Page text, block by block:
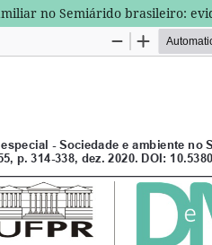
no Semiárido brasileiro: